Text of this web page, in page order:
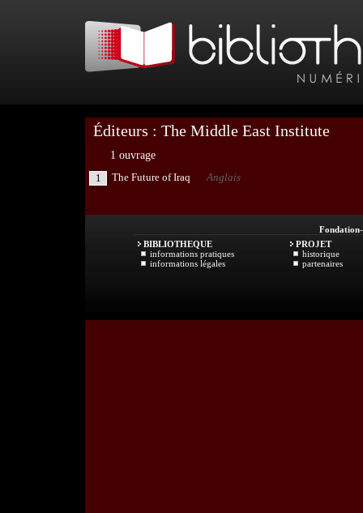
Éditeurs : The Middle East Institute
1 ouvrage
1
The Future of Iraq Anglais
Fondation
BIBLIOTHEQUE
informations pratiques
informations légales
PROJET
historique
partenaires